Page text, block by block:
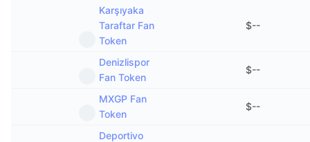
Karşıyaka
Taraftar Fan
Token
$--
Denizlispor
Fan Token
$--
MXGP Fan
Token
$--
Deportivo